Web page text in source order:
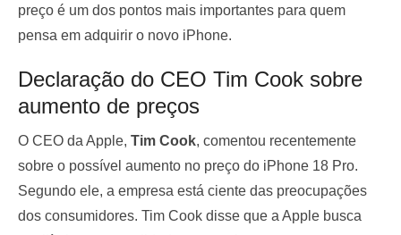
preço é um dos pontos mais importantes para quem
pensa em adquirir o novo iPhone.
Declaração do CEO Tim Cook sobre
aumento de preços
O CEO da Apple, Tim Cook, comentou recentemente
sobre o possível aumento no preço do iPhone 18 Pro.
Segundo ele, a empresa está ciente das preocupações
dos consumidores. Tim Cook disse que a Apple busca